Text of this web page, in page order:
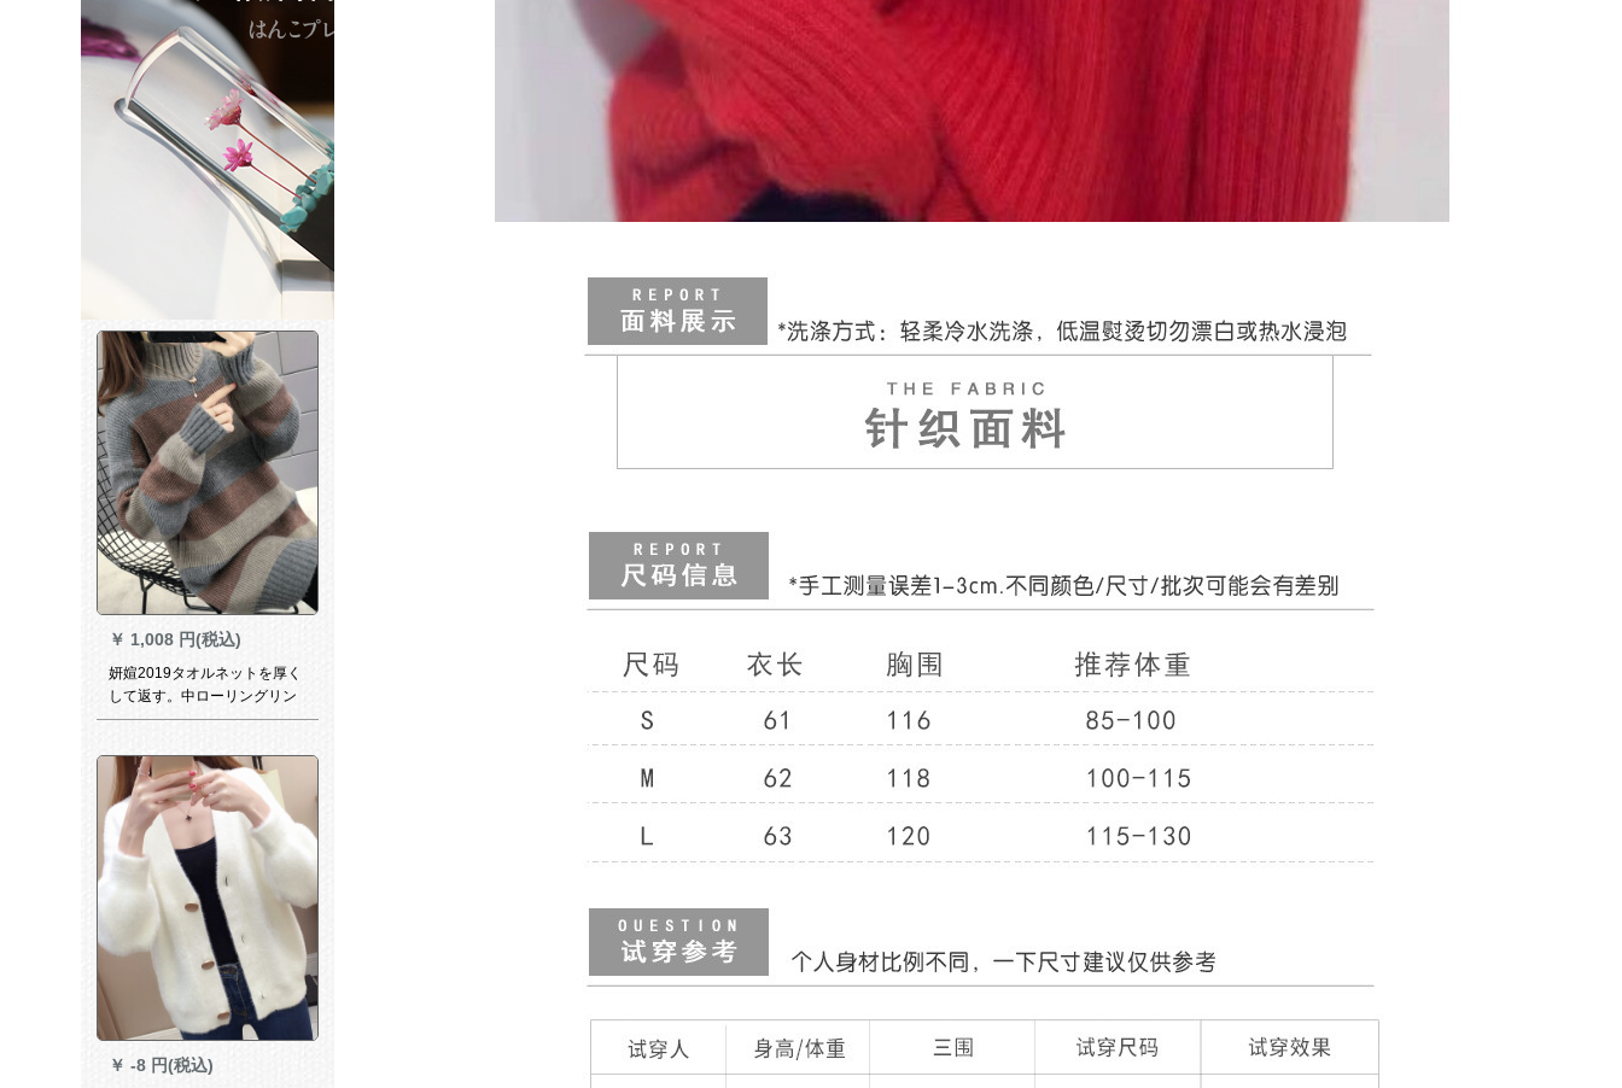
￥ 1,008 円(税込)
妍媗2019タオルネットを厚く
して返す。中ローリングリン
グチェックのストレープグル
Tシーザーをプロにします。)
￥ -8 円(税込)